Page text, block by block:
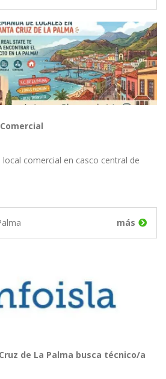
comercial en casco central de
más
de La Palma busca técnico/a